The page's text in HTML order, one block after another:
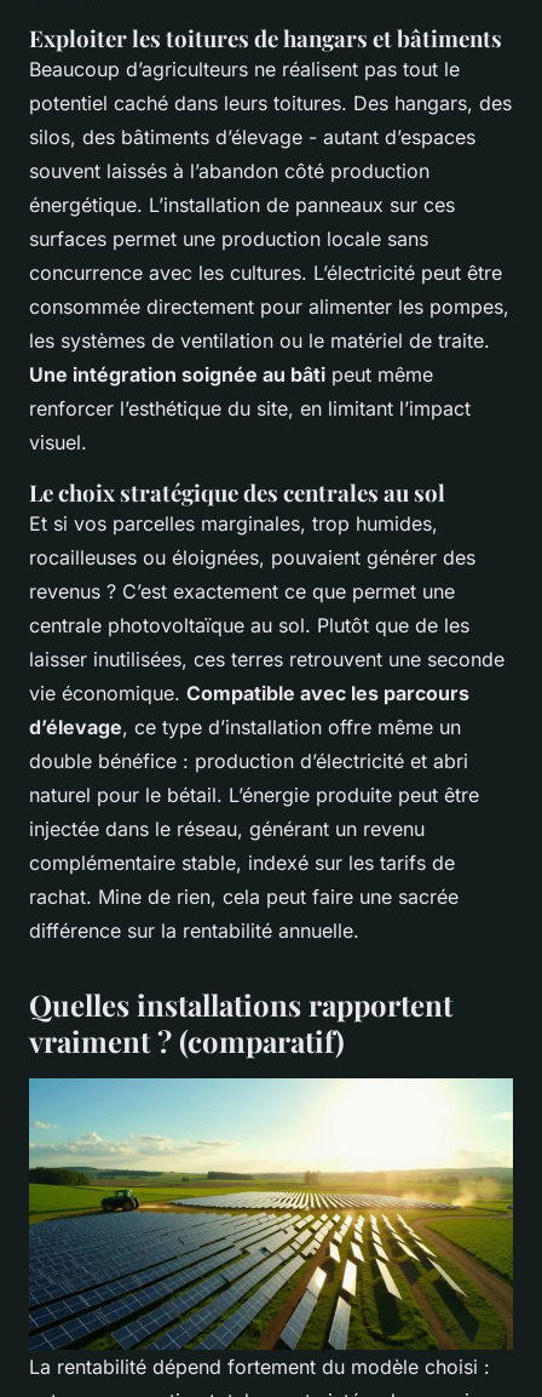
Exploiter les toitures de hangars et bâtiments
Beaucoup d’agriculteurs ne réalisent pas tout le
potentiel caché dans leurs toitures. Des hangars, des
silos, des bâtiments d’élevage - autant d’espaces
souvent laissés à l’abandon côté production
énergétique. L’installation de panneaux sur ces
surfaces permet une production locale sans
concurrence avec les cultures. L’électricité peut être
consommée directement pour alimenter les pompes,
les systèmes de ventilation ou le matériel de traite.
Une intégration soignée au bâti peut même
renforcer l’esthétique du site, en limitant l’impact
visuel.
Le choix stratégique des centrales au sol
Et si vos parcelles marginales, trop humides,
rocailleuses ou éloignées, pouvaient générer des
revenus ? C’est exactement ce que permet une
centrale photovoltaïque au sol. Plutôt que de les
laisser inutilisées, ces terres retrouvent une seconde
vie économique. Compatible avec les parcours
d’élevage, ce type d’installation offre même un
double bénéfice : production d’électricité et abri
naturel pour le bétail. L’énergie produite peut être
injectée dans le réseau, générant un revenu
complémentaire stable, indexé sur les tarifs de
rachat. Mine de rien, cela peut faire une sacrée
différence sur la rentabilité annuelle.
Quelles installations rapportent
vraiment ? (comparatif)
La rentabilité dépend fortement du modèle choisi :